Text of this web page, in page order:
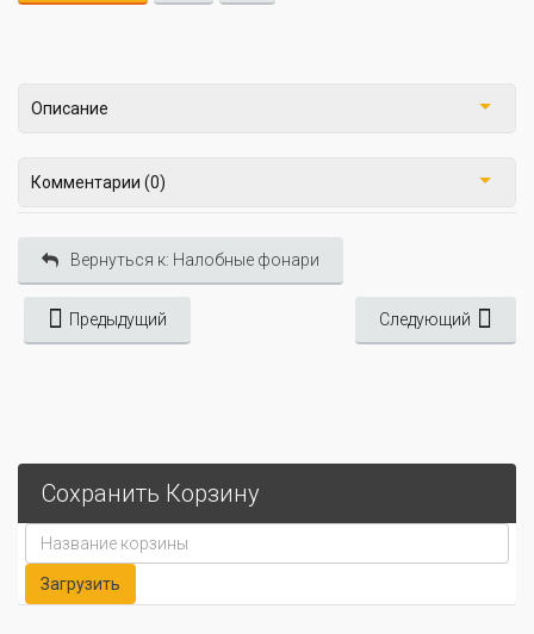
Описание
Комментарии (0)
Вернуться к: Налобные фонари
Предыдущий Следующий
Сохранить Корзину